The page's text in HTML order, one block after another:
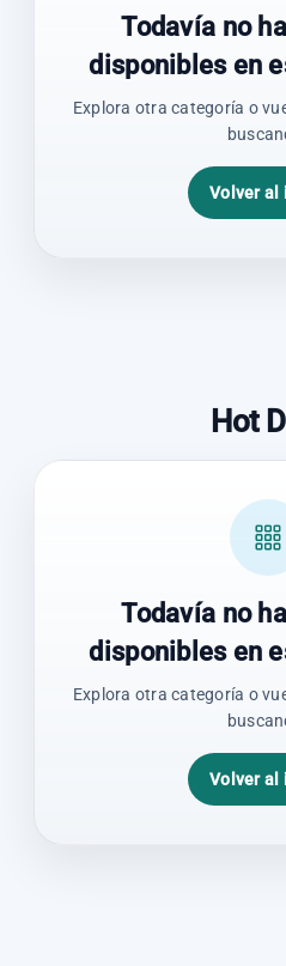
Todavía no
disponibles en
Explora otra categoría o
Volver al
Hot
Todavía no
disponibles en
Explora otra categoría o
Volver al